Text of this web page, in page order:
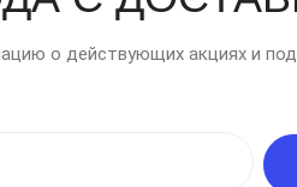
о действующих акциях и